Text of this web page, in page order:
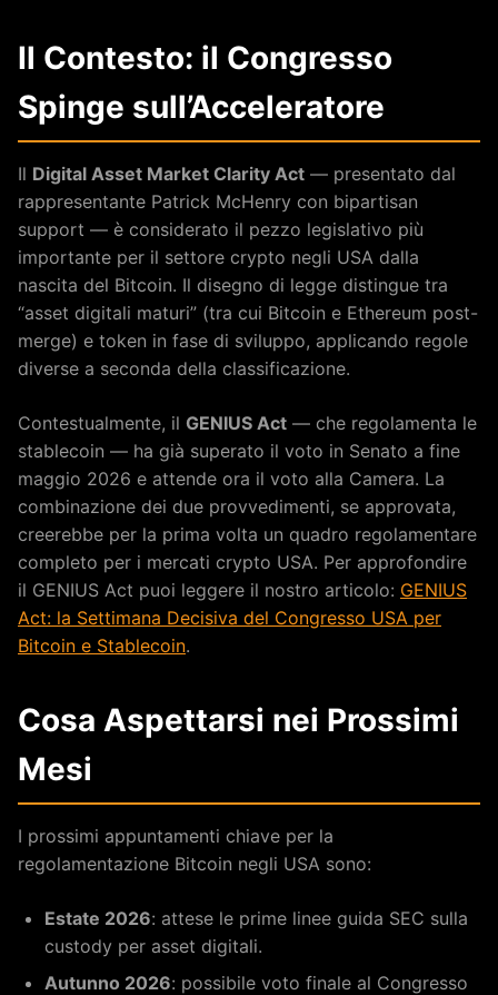
Il Contesto: il Congresso
Spinge sull’Acceleratore
Il Digital Asset Market Clarity Act — presentato dal
rappresentante Patrick McHenry con bipartisan
support — è considerato il pezzo legislativo più
importante per il settore crypto negli USA dalla
nascita del Bitcoin. Il disegno di legge distingue tra
“asset digitali maturi” (tra cui Bitcoin e Ethereum post-
merge) e token in fase di sviluppo, applicando regole
diverse a seconda della classificazione.
Contestualmente, il GENIUS Act — che regolamenta le
stablecoin — ha già superato il voto in Senato a fine
maggio 2026 e attende ora il voto alla Camera. La
combinazione dei due provvedimenti, se approvata,
creerebbe per la prima volta un quadro regolamentare
completo per i mercati crypto USA. Per approfondire
il GENIUS Act puoi leggere il nostro articolo: GENIUS
Act: la Settimana Decisiva del Congresso USA per
Bitcoin e Stablecoin.
Cosa Aspettarsi nei Prossimi
Mesi
I prossimi appuntamenti chiave per la
regolamentazione Bitcoin negli USA sono:
Estate 2026: attese le prime linee guida SEC sulla
custody per asset digitali.
Autunno 2026: possibile voto finale al Congresso